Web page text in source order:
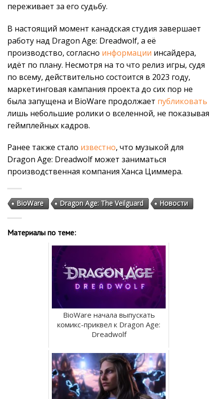
переживает за его судьбу.
В настоящий момент канадская студия завершает
работу над Dragon Age: Dreadwolf, а её
производство, согласно информации инсайдера,
идёт по плану. Несмотря на то что релиз игры, судя
по всему, действительно состоится в 2023 году,
маркетинговая кампания проекта до сих пор не
была запущена и BioWare продолжает публиковать
лишь небольшие ролики о вселенной, не показывая
геймплейных кадров.
Ранее также стало известно, что музыкой для
Dragon Age: Dreadwolf может заниматься
производственная компания Ханса Циммера.
BioWare Dragon Age: The Veilguard Новости
Материалы по теме:
BioWare начала выпускать
комикс-приквел к Dragon Age:
Dreadwolf